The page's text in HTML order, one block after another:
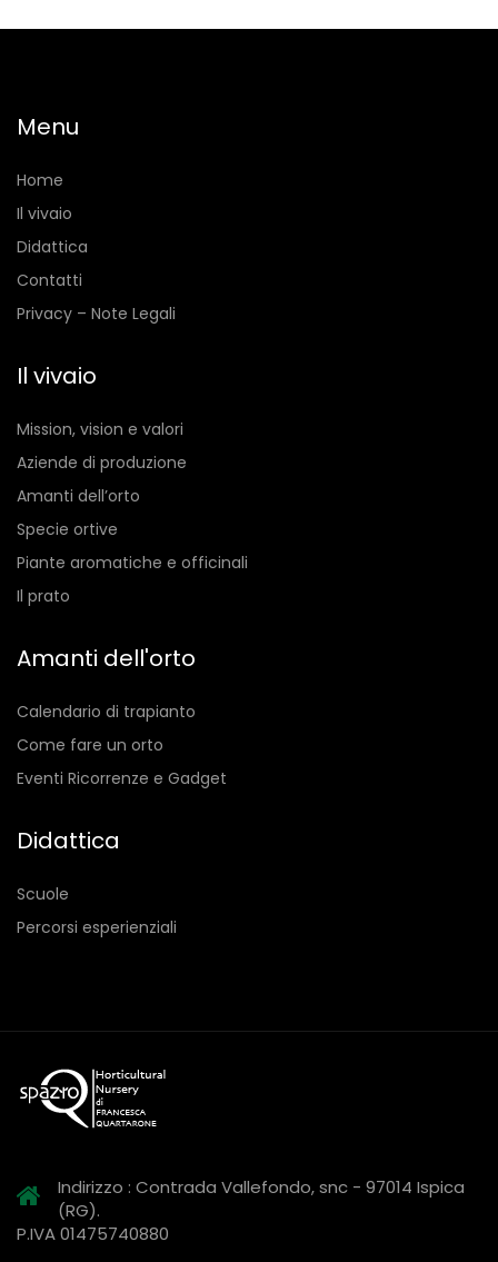
Menu
Home
Il vivaio
Didattica
Contatti
Privacy – Note Legali
Il vivaio
Mission, vision e valori
Aziende di produzione
Amanti dell’orto
Specie ortive
Piante aromatiche e officinali
Il prato
Amanti dell'orto
Calendario di trapianto
Come fare un orto
Eventi Ricorrenze e Gadget
Didattica
Scuole
Percorsi esperienziali
Indirizzo : Contrada Vallefondo, snc - 97014 Ispica
(RG).
P.IVA 01475740880